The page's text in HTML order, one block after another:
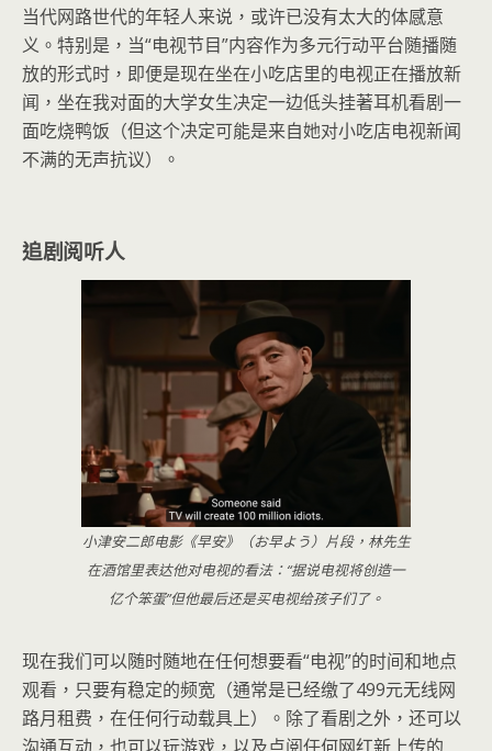
当代网路世代的年轻人来说，或许已没有太大的体感意
义。特别是，当“电视节目”内容作为多元行动平台随播随
放的形式时，即便是现在坐在小吃店里的电视正在播放新
闻，坐在我对面的大学女生决定一边低头挂著耳机看剧一
面吃烧鸭饭（但这个决定可能是来自她对小吃店电视新闻
不满的无声抗议）。
追剧阅听人
小津安二郎电影《早安》（お早よう）片段，林先生
在酒馆里表达他对电视的看法：“据说电视将创造一
亿个笨蛋”但他最后还是买电视给孩子们了。
现在我们可以随时随地在任何想要看“电视”的时间和地点
观看，只要有稳定的频宽（通常是已经缴了499元无线网
路月租费，在任何行动载具上）。除了看剧之外，还可以